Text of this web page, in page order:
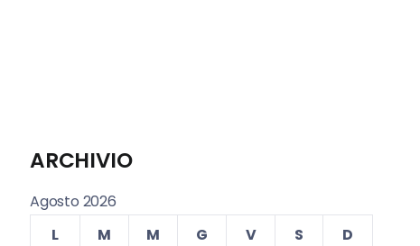
ARCHIVIO
Agosto 2026
L
M M G V S
D